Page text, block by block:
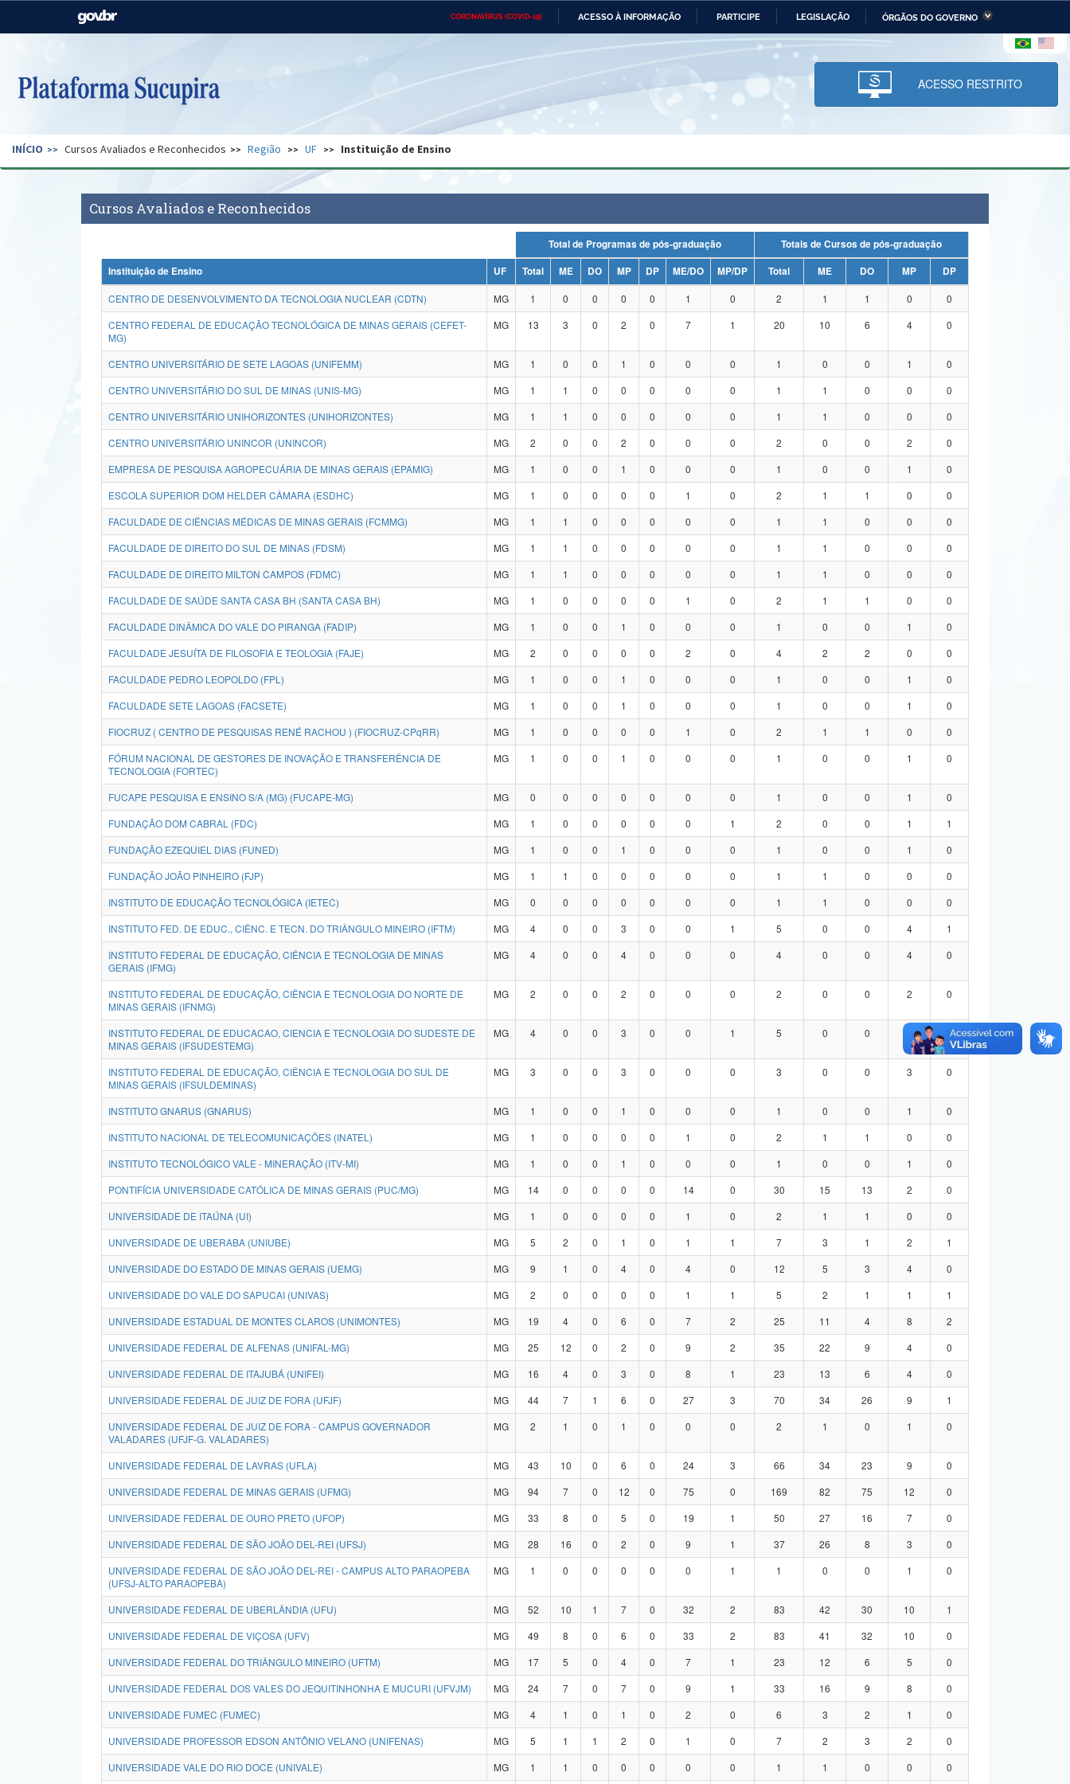
CORONAVÍRUS (COVID-19) ACESSO À INFORMAÇÃO PARTICIPE LEGISLAÇÃO ÓRGÃOS DO GOVERNO
Casa Civil Ministério das Relações Ministério da Economia Ministério da Infraestrutura
Pecuária e Abastecimento
Ministério da Ciência,
Tecnologia, Inovações e
Comunicações
Ministério do Desenvolvimento
Regional e dos Direitos Humanos
Secretaria de Governo Gabinete de Segurança Advocacia-Geral da União Banco Central do Brasil Planalto
ACESSO RESTRITO
INÍCIO Cursos Avaliados e Reconhecidos Região UF Instituição de Ensino
Cursos Avaliados e Reconhecidos
Total de Programas de pós-graduação
Totais de Cursos de pós-graduação
Instituição de Ensino
UF Total ME DO MP DP ME/DO MP/DP Total ME DO MP
DP
CENTRO DE DESENVOLVIMENTO DA TECNOLOGIA NUCLEAR (CDTN)
MG 1 0 0 0 0 1 0 2 1 1 0
0
CENTRO FEDERAL DE EDUCAÇÃO TECNOLÓGICA DE MINAS GERAIS (CEFET-
MG)
MG 13 3 0 2 0 7 1 20 10 6 4 0
CENTRO UNIVERSITÁRIO DE SETE LAGOAS (UNIFEMM) MG 1 0 0 1 0 0 0 1 0 0 1
0
CENTRO UNIVERSITÁRIO DO SUL DE MINAS (UNIS-MG)
MG 1 1 0 0 0 0 0 1 1 0 0
0
CENTRO UNIVERSITÁRIO UNIHORIZONTES (UNIHORIZONTES)
MG 1 1 0 0 0 0 0 1 1 0 0
0
CENTRO UNIVERSITÁRIO UNINCOR (UNINCOR)
MG 2 0 0 2 0 0 0 2 0 0 2
0
EMPRESA DE PESQUISA AGROPECUÁRIA DE MINAS GERAIS (EPAMIG)
MG 1 0 0 1 0 0 0 1 0 0 1
0
ESCOLA SUPERIOR DOM HELDER CÂMARA (ESDHC)
MG 1 0 0 0 0 1 0 2 1 1 0
0
FACULDADE DE CIÊNCIAS MÉDICAS DE MINAS GERAIS (FCMMG)
MG 1 1 0 0 0 0 0 1 1 0 0
0
FACULDADE DE DIREITO DO SUL DE MINAS (FDSM)
MG 1 1 0 0 0 0 0 1 1 0 0
0
FACULDADE DE DIREITO MILTON CAMPOS (FDMC)
MG 1 1 0 0 0 0 0 1 1 0 0
0
FACULDADE DE SAÚDE SANTA CASA BH (SANTA CASA BH)
MG 1 0 0 0 0 1 0 2 1 1 0
0
FACULDADE DINÂMICA DO VALE DO PIRANGA (FADIP)
MG 1 0 0 1 0 0 0 1 0 0 1
0
FACULDADE JESUÍTA DE FILOSOFIA E TEOLOGIA (FAJE)
MG 2 0 0 0 0 2 0 4 2 2 0
0
FACULDADE PEDRO LEOPOLDO (FPL)
MG 1 0 0 1 0 0 0 1 0 0 1
0
FACULDADE SETE LAGOAS (FACSETE)
MG 1 0 0 1 0 0 0 1 0 0 1
0
FIOCRUZ ( CENTRO DE PESQUISAS RENÉ RACHOU ) (FIOCRUZ-CPqRR)
MG 1 0 0 0 0 1 0 2 1 1 0
0
FÓRUM NACIONAL DE GESTORES DE INOVAÇÃO E TRANSFERÊNCIA DE
TECNOLOGIA (FORTEC)
MG 1 0 0 1 0 0 0 1 0 0 1 0
FUCAPE PESQUISA E ENSINO S/A (MG) (FUCAPE-MG) MG 0 0 0 0 0 0 0 1 0 0 1
0
FUNDAÇÃO DOM CABRAL (FDC)
MG 1 0 0 0 0 0 1 2 0 0 1
1
FUNDAÇÃO EZEQUIEL DIAS (FUNED)
MG 1 0 0 1 0 0 0 1 0 0 1
0
FUNDAÇÃO JOÃO PINHEIRO (FJP)
MG 1 1 0 0 0 0 0 1 1 0 0
0
INSTITUTO DE EDUCAÇÃO TECNOLÓGICA (IETEC)
MG 0 0 0 0 0 0 0 1 1 0 0
0
INSTITUTO FED. DE EDUC., CIÊNC. E TECN. DO TRIÂNGULO MINEIRO (IFTM)
MG 4 0 0 3 0 0 1 5 0 0 4
1
INSTITUTO FEDERAL DE EDUCAÇÃO, CIÊNCIA E TECNOLOGIA DE MINAS
GERAIS (IFMG)
MG 4 0 0 4 0 0 0 4 0 0 4 0
INSTITUTO FEDERAL DE EDUCAÇÃO, CIÊNCIA E TECNOLOGIA DO NORTE DE
MINAS GERAIS (IFNMG)
MG 2 0 0 2 0 0 0 2 0 0 2 0
INSTITUTO FEDERAL DE EDUCACAO, CIENCIA E TECNOLOGIA DO SUDESTE DE
MINAS GERAIS (IFSUDESTEMG)
MG 4 0 0 3 0 0 1 5 0 0 1
INSTITUTO FEDERAL DE EDUCAÇÃO, CIÊNCIA E TECNOLOGIA DO SUL DE
MINAS GERAIS (IFSULDEMINAS)
MG 3 0 0 3 0 0 0 3 0 0 3 0
INSTITUTO GNARUS (GNARUS) MG 1 0 0 1 0 0 0 1 0 0 1
0
INSTITUTO NACIONAL DE TELECOMUNICAÇÕES (INATEL)
MG 1 0 0 0 0 1 0 2 1 1 0
0
INSTITUTO TECNOLÓGICO VALE - MINERAÇÃO (ITV-MI)
MG 1 0 0 1 0 0 0 1 0 0 1
0
PONTIFÍCIA UNIVERSIDADE CATÓLICA DE MINAS GERAIS (PUC/MG)
MG 14 0 0 0 0 14 0 30 15 13 2
0
UNIVERSIDADE DE ITAÚNA (UI)
MG 1 0 0 0 0 1 0 2 1 1 0
0
UNIVERSIDADE DE UBERABA (UNIUBE)
MG 5 2 0 1 0 1 1 7 3 1 2
1
UNIVERSIDADE DO ESTADO DE MINAS GERAIS (UEMG)
MG 9 1 0 4 0 4 0 12 5 3 4
0
UNIVERSIDADE DO VALE DO SAPUCAI (UNIVAS)
MG 2 0 0 0 0 1 1 5 2 1 1
1
UNIVERSIDADE ESTADUAL DE MONTES CLAROS (UNIMONTES)
MG 19 4 0 6 0 7 2 25 11 4 8
2
UNIVERSIDADE FEDERAL DE ALFENAS (UNIFAL-MG)
MG 25 12 0 2 0 9 2 35 22 9 4
0
UNIVERSIDADE FEDERAL DE ITAJUBÁ (UNIFEI)
MG 16 4 0 3 0 8 1 23 13 6 4
0
UNIVERSIDADE FEDERAL DE JUIZ DE FORA (UFJF)
MG 44 7 1 6 0 27 3 70 34 26 9
1
UNIVERSIDADE FEDERAL DE JUIZ DE FORA - CAMPUS GOVERNADOR
VALADARES (UFJF-G. VALADARES)
MG 2 1 0 1 0 0 0 2 1 0 1 0
UNIVERSIDADE FEDERAL DE LAVRAS (UFLA) MG 43 10 0 6 0 24 3 66 34 23 9
0
UNIVERSIDADE FEDERAL DE MINAS GERAIS (UFMG)
MG 94 7 0 12 0 75 0 169 82 75 12
0
UNIVERSIDADE FEDERAL DE OURO PRETO (UFOP)
MG 33 8 0 5 0 19 1 50 27 16 7
0
UNIVERSIDADE FEDERAL DE SÃO JOÃO DEL-REI (UFSJ)
MG 28 16 0 2 0 9 1 37 26 8 3
0
UNIVERSIDADE FEDERAL DE SÃO JOÃO DEL-REI - CAMPUS ALTO PARAOPEBA
(UFSJ-ALTO PARAOPEBA)
MG 1 0 0 0 0 0 1 1 0 0 1 0
UNIVERSIDADE FEDERAL DE UBERLÂNDIA (UFU) MG 52 10 1 7 0 32 2 83 42 30 10
1
UNIVERSIDADE FEDERAL DE VIÇOSA (UFV)
MG 49 8 0 6 0 33 2 83 41 32 10
0
UNIVERSIDADE FEDERAL DO TRIÂNGULO MINEIRO (UFTM)
MG 17 5 0 4 0 7 1 23 12 6 5
0
UNIVERSIDADE FEDERAL DOS VALES DO JEQUITINHONHA E MUCURI (UFVJM)
MG 24 7 0 7 0 9 1 33 16 9 8
0
UNIVERSIDADE FUMEC (FUMEC)
MG 4 1 0 1 0 2 0 6 3 2 1
0
UNIVERSIDADE PROFESSOR EDSON ANTÔNIO VELANO (UNIFENAS)
MG 5 1 1 2 0 1 0 7 2 3 2
0
UNIVERSIDADE VALE DO RIO DOCE (UNIVALE)
MG 1 1 0 0 0 0 0 1 1 0 0 0